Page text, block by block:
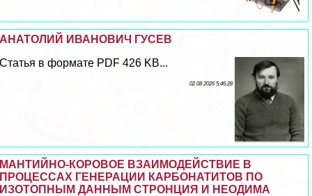
АНАТОЛИЙ ИВАНОВИЧ ГУСЕВ
Статья в формате PDF 426 KB...
02 08 2026 5:46:28
МАНТИЙНО-КОРОВОЕ ВЗАИМОДЕЙСТВИЕ В
ПРОЦЕССАХ ГЕНЕРАЦИИ КАРБОНАТИТОВ ПО
ИЗОТОПНЫМ ДАННЫМ СТРОНЦИЯ И НЕОДИМА